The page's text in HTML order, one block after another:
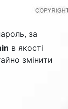
за
в якості
змінити